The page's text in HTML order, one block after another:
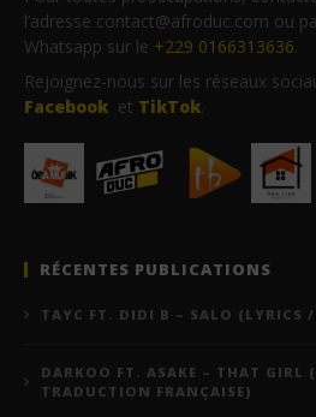
l’adresse contact@afroduc.com ou
Whatsapp sur le +229 0166313636.
Rejoignez-nous sur les réseaux
Facebook et TikTok.
RÉCENTES PUBLICATIONS
TAYC FT. DIDI B – SALO (LYRICS /
DARKOO FT. ASAKE – THAT GIRL
TRADUCTION FRANÇAISE)